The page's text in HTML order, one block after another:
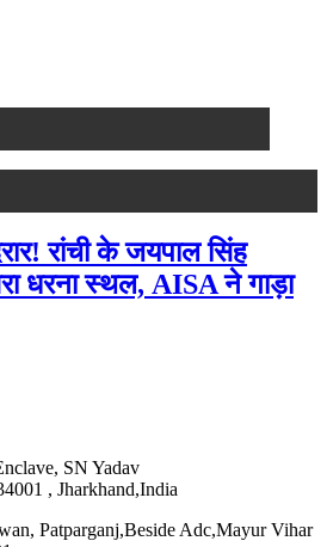
रांची के जयपाल सिंह
धरना स्थल, AISA ने गाड़ा
SN Yadav
, Jharkhand,India
Patparganj,Beside Adc,Mayur Vihar